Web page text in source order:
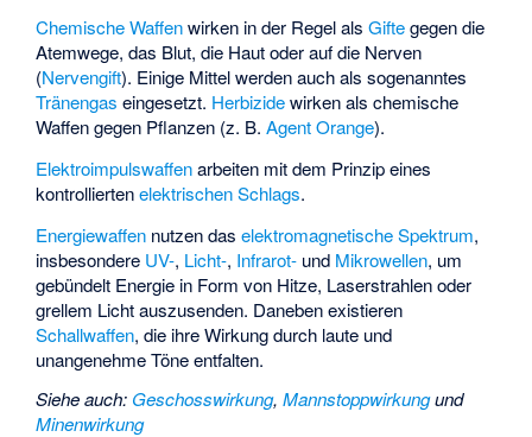
Chemische Waffenwirken in der Regel alsGiftegegen die
Atemwege, das Blut, die Haut oder auf die Nerven
(Nervengift). Einige Mittel werden auch als sogenanntes
Tränengas eingesetzt. Herbizidewirken als chemische
Waffen gegen Pflanzen (z. B.Agent Orange).
Elektroimpulswaffenarbeiten mit dem Prinzip eines
kontrolliertenelektrischen Schlags.
Energiewaffen nutzen daselektromagnetische Spektrum,
insbesondere UV-, Licht-, Infrarot- und Mikrowellen, um
gebündelt Energie in Form von Hitze, Laserstrahlen oder
grellem Licht auszusenden. Daneben existieren
Schallwaffen, die ihre Wirkung durch laute und
unangenehme Töne entfalten.
Siehe auch: Geschosswirkung,Mannstoppwirkungund
Minenwirkung